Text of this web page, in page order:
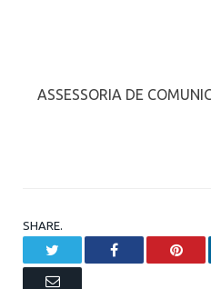
ASSESSORIA DE
SHARE.
Facebook
Email